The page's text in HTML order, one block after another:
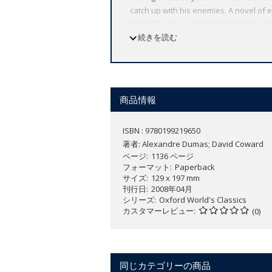
catch up with his enemies. A novel of
great thrillers of all time, The Count
and never stopped till eleven at night'.
affordable volume reflects Oxford's
expert introductions by leading
続きを読む
商品情報
ISBN : 9780199219650
著者: Alexandre Dumas; David Coward
ページ 1136 ページ
フォーマット
Paperback
サイズ 129 x 197 mm
刊行日 2008年04月
シリーズ Oxford World's Classics
カスタマーレビュー
(0)
同じカテゴリーの商品